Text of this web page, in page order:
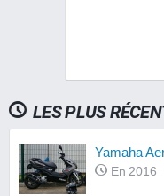
LES PLUS
Yamaha
En 2016